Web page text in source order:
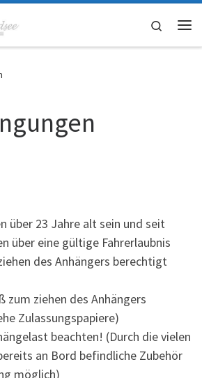
Search
über 23 Jahre alt sein und seit
über eine gültige Fahrerlaubnis
des Anhängers berechtigt
zum ziehen des Anhängers
Zulassungspapiere)
beachten! (Durch die vielen
an Bord befindliche Zubehör
möglich)